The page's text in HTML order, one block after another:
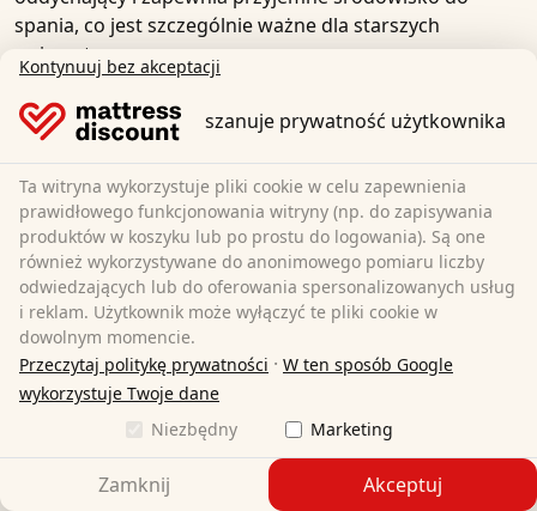
spania, co jest szczególnie ważne dla starszych
zwierząt
Wydłuża żywotność materaca i kosza
Wodoodporna nakładka
materac, ale także wydłuża jego żywotność, a także
żywotność kosza Twojego czworonożnego przyjaciela.
Zapobiegając przedostawaniu się płynów do wnętrza
materaca lubkoszai powodowaniu uszkodzeń,
pomaga zapewnić, żemateraclubkoszbędzie dłużej
użyteczny i będzie wymagał rzadszej wymiany.
Ogólnie rzecz biorąc, wodoodporny materac
nawierzchniowyjest zatem idealnym towarzyszem dla
starszych zwierząt domowych, ponieważ zapewnia
zdrowie i higienę, a także komfort
zwierzęcia
Kontynuuj bez akceptacji
szanuje prywatność użytkownika
Ta witryna wykorzystuje pliki cookie w celu zapewnienia
prawidłowego funkcjonowania witryny (np. do zapisywania
produktów w koszyku lub po prostu do logowania). Są one
również wykorzystywane do anonimowego pomiaru liczby
odwiedzających lub do oferowania spersonalizowanych usług
i reklam. Użytkownik może wyłączyć te pliki cookie w
dowolnym momencie.
Przeczytaj politykę prywatności · W ten sposób Google
wykorzystuje Twoje dane
Niezbędny
Marketing
Zamknij Akceptuj